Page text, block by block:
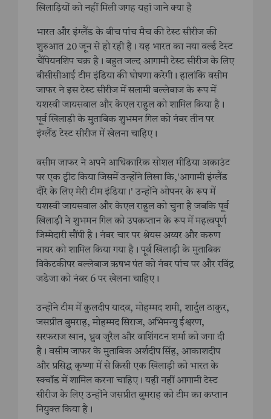
खिलाड़ियों को नहीं मिली जगह यहां जाने क्या है
भारत और इंग्लैंड के बीच पांच मैच की टेस्ट सीरीज की
शुरुआत 20 जून से हो रही है। यह भारत का नया वर्ल्ड टेस्ट
चैंपियनशिप चक्र है। बहुत जल्द आगामी टेस्ट सीरीज के लिए
बीसीसीआई टीम इंडिया की घोषणा करेगी। हालांकि वसीम
जाफर ने इस टेस्ट सीरीज में सलामी बल्लेबाज के रूप में
यशस्वी जायसवाल और केएल राहुल को शामिल किया है।
पूर्व खिलाड़ी के मुताबिक शुभमन गिल को नंबर तीन पर
इंग्लैंड टेस्ट सीरीज में खेलना चाहिए।
वसीम जाफर ने अपने आधिकारिक सोशल मीडिया अकाउंट
पर एक ट्वीट किया जिसमें उन्होंने लिखा कि,'आगामी इंग्लैंड
दौरे के लिए मेरी टीम इंडिया।' उन्होंने ओपनर के रूप में
यशस्वी जायसवाल और केएल राहुल को चुना है जबकि पूर्व
खिलाड़ी ने शुभमन गिल को उपकप्तान के रूप में महत्वपूर्ण
जिम्मेदारी सौंपी है। नंबर चार पर श्रेयस अय्यर और करुण
नायर को शामिल किया गया है। पूर्व खिलाड़ी के मुताबिक
विकेटकीपर बल्लेबाज ऋषभ पंत को नंबर पांच पर और रविंद्र
जडेजा को नंबर 6 पर खेलना चाहिए।
उन्होंने टीम में कुलदीप यादव, मोहम्मद शमी, शार्दुल ठाकुर,
जसप्रीत बुमराह, मोहम्मद सिराज, अभिमन्यु ईश्वरण,
सरफराज खान, ध्रुव जुरैल और वाशिंगटन शर्मा को जगा दी
है। वसीम जाफर के मुताबिक अर्शदीप सिंह, आकाशदीप
और प्रसिद्ध कृष्णा में से किसी एक खिलाड़ी को भारत के
स्क्वॉड में शामिल करना चाहिए। यही नहीं आगामी टेस्ट
सीरीज के लिए उन्होंने जसप्रीत बुमराह को टीम का कप्तान
नियुक्त किया है।